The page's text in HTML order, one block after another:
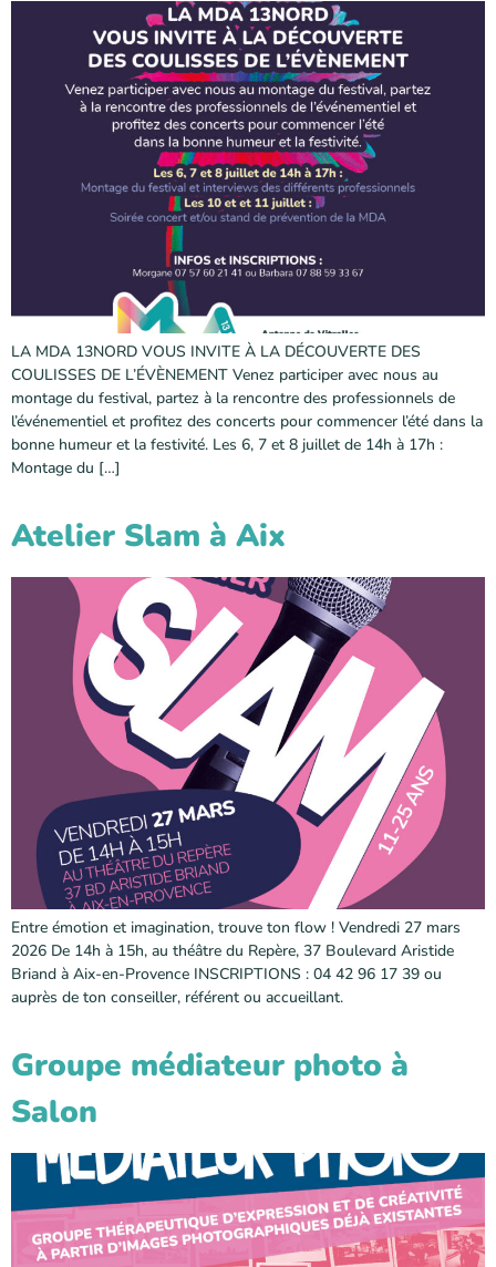
LA MDA 13NORD VOUS INVITE À LA DÉCOUVERTE DES
COULISSES DE L’ÉVÈNEMENT Venez participer avec nous au
montage du festival, partez à la rencontre des professionnels de
l’événementiel et profitez des concerts pour commencer l’été dans la
bonne humeur et la festivité. Les 6, 7 et 8 juillet de 14h à 17h :
Montage du […]
Atelier Slam à Aix
Entre émotion et imagination, trouve ton flow ! Vendredi 27 mars
2026 De 14h à 15h, au théâtre du Repère, 37 Boulevard Aristide
Briand à Aix-en-Provence INSCRIPTIONS : 04 42 96 17 39 ou
auprès de ton conseiller, référent ou accueillant.
Groupe médiateur photo à
Salon